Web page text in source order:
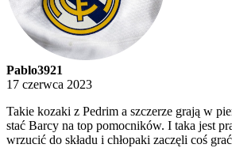
Pablo3921
17 czerwca 2023
Takie kozaki z Pedrim a szczerze grają w
stać Barcy na top pomocników. I taka jest
wrzucić do składu i chłopaki zaczęli coś